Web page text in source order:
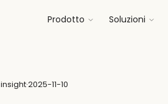
Prodotto Soluzioni
insight·2025-11-10